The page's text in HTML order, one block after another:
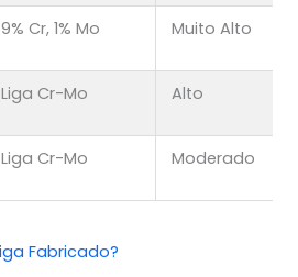
9% Cr, 1% Mo Muito Alto
Liga Cr-Mo Alto
Liga Cr-Mo Moderado
Fabricado?